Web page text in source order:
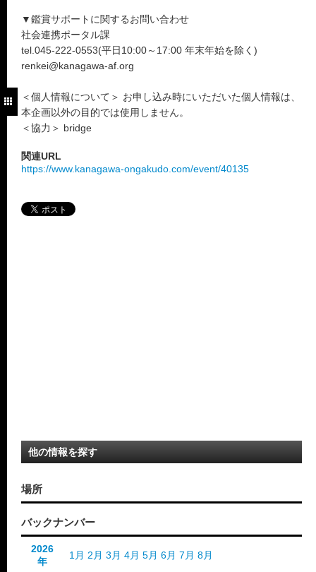
▼鑑賞サポートに関するお問い合わせ
社会連携ポータル課
tel.045-222-0553(平日10:00～17:00 年末年始を除く)
renkei@kanagawa-af.org
＜個人情報について＞ お申し込み時にいただいた個人情報は、
本企画以外の目的では使用しません。
＜協力＞ bridge
関連URL
https://www.kanagawa-ongakudo.com/event/40135
他の情報を探す
場所
バックナンバー
2026
年
1月 2月 3月 4月 5月 6月 7月 8月